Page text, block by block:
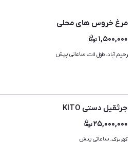
مرغ خروس های محلی
۱,۵۰۰,۰۰۰
رحیم آباد، طول لات، ساعاتی پیش
جرثقیل دستی KITO
۲۵,۰۰۰,۰۰۰
کهریزک، ساعاتی پیش